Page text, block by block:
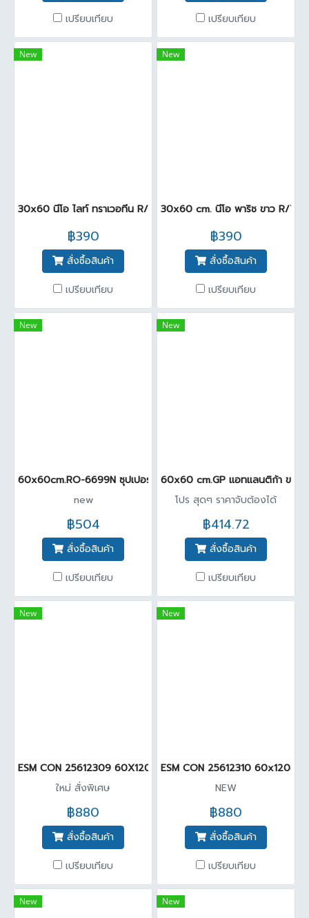
เปรียบเทียบ
เปรียบเทียบ
New
30x60 นีโอ ไลท์ ทราเวอทีน R/T (GLO)PM (Pack 8)
฿390
สั่งซื้อสินค้า
เปรียบเทียบ
New
30x60 cm. นีโอ พาริช ขาว R/
฿390
สั่งซื้อสินค้า
เปรียบเทียบ
New
60x60cm.RO-6699N ซุปเปอร์ แบล็คนาโน A ( Pack4 )
new
฿504
สั่งซื้อสินค้า
เปรียบเทียบ
New
60x60 cm.GP แอทแลนติก้า ขาว
โปร สุดๆ ราคาจับต้องได้
฿414.72
สั่งซื้อสินค้า
เปรียบเทียบ
New
ESM CON 25612309 60X120cm Satin Carving ( Pack 2 )
ใหม่ สั่งพิเศษ
฿880
สั่งซื้อสินค้า
เปรียบเทียบ
New
ESM CON 25612310
NEW
฿880
สั่งซื้อสินค้า
เปรียบเทียบ
New New